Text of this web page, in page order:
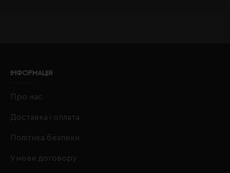
ІНФОРМАЦІЯ
Про нас
Доставка і оплата
Політика безпеки
Умови договору